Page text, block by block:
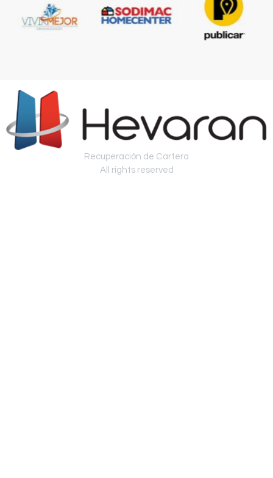
Recuperación de Cartera
All rights reserved